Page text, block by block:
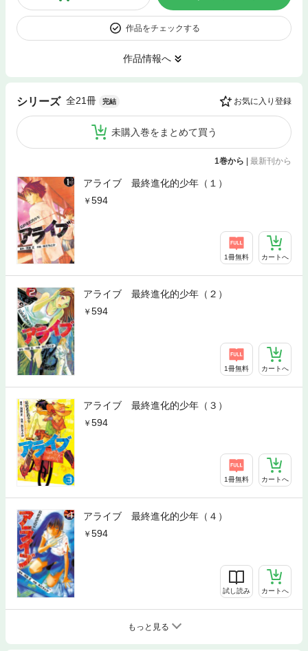
作品をチェックする
作品情報へ
シリーズ 全21冊 完結 お気に入り登録
未購入巻をまとめて買う
1巻から | 最新刊から
アライブ 最終進化的少年（１）
594
1冊無料 カートへ
アライブ 最終進化的少年（２）
594
1冊無料 カートへ
アライブ 最終進化的少年（３）
594
1冊無料 カートへ
アライブ 最終進化的少年（４）
594
試し読み カートへ
もっと見る